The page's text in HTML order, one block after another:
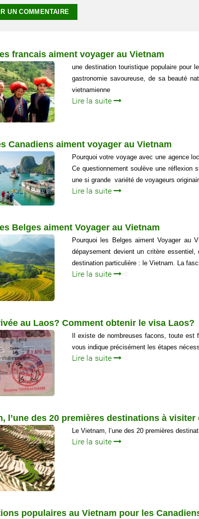
francais aiment voyager au Vietnam
une destination touristique populaire pour
gastronomie savoureuse, de sa beauté
vietnamienne
Lire la suite
Canadiens aiment voyager au Vietnam
Pourquoi votre voyage avec une agence
Ce questionnement soulève une réflexion
une si grande variété de voyageurs
Lire la suite
Belges aiment Voyager au Vietnam
Pourquoi les Belges aiment Voyager au
dépaysement devient un critère
destination particulière : le Vietnam. La
Lire la suite
au Laos? Comment obtenir le visa Laos?
Il existe de nombreuses facons, toute est
vous indique précisément les étapes
Lire la suite
l’une des 20 premières destinations à visiter
Le Vietnam, l’une des 20 premières
Lire la suite
populaires au Vietnam pour les